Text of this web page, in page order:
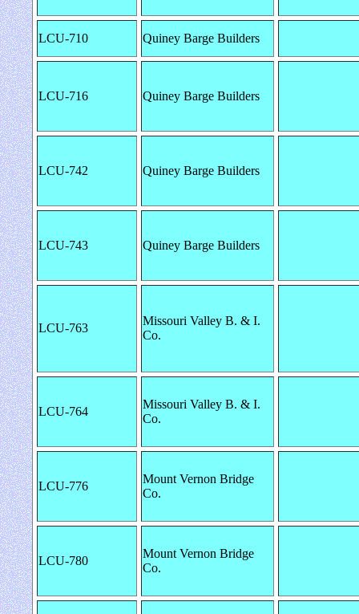
LCU-710 Quiney Barge Builders
LCU-716 Quiney Barge Builders
LCU-742 Quiney Barge Builders
LCU-743 Quiney Barge Builders
LCU-763
Missouri Valley B. & I.
Co.
LCU-764
Missouri Valley B. & I.
Co.
LCU-776
Mount Vernon Bridge
Co.
LCU-780
Mount Vernon Bridge
Co.